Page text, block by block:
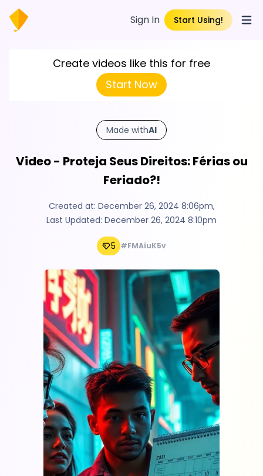
Sign In Start Using!
Create videos like this for free
Start Now
Made withAI
Video - Proteja Seus Direitos: Férias ou
Feriado?!
Created at: December 26, 2024 8:06pm,
Last Updated: December 26, 2024 8:10pm
5 #FMAiuK5v